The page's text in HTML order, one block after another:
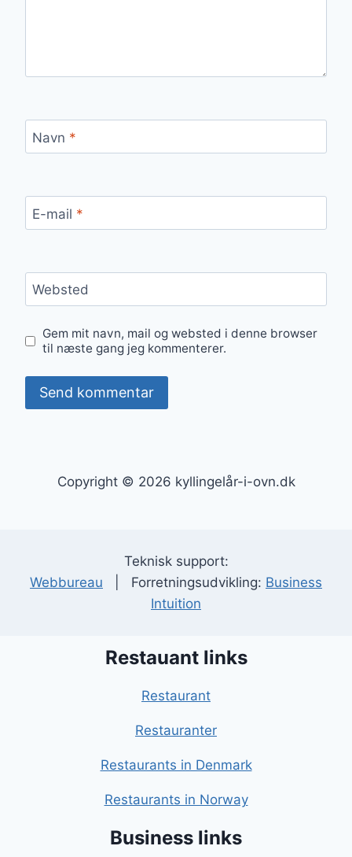
Navn *
E-mail *
Websted
Gem mit navn, mail og websted i denne browser
til næste gang jeg kommenterer.
Copyright © 2026 kyllingelår-i-ovn.dk
Teknisk support:
Webbureau | Forretningsudvikling: Business
Intuition
Restauant links
Restaurant
Restauranter
Restaurants in Denmark
Restaurants in Norway
Business links